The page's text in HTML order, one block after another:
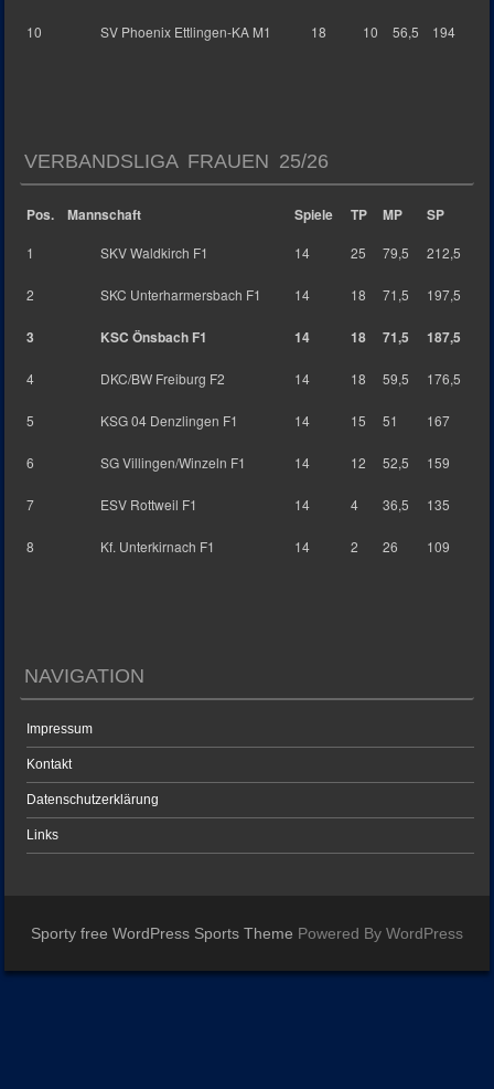
10 SV Phoenix Ettlingen-KA M1 18 10 56,5 194
VERBANDSLIGA FRAUEN 25/26
Pos. Mannschaft Spiele TP MP SP
1 SKV Waldkirch F1 14 25 79,5 212,5
2 SKC Unterharmersbach F1 14 18 71,5 197,5
3 KSC Önsbach F1 14 18 71,5 187,5
4 DKC/BW Freiburg F2 14 18 59,5 176,5
5 KSG 04 Denzlingen F1 14 15 51 167
6 SG Villingen/Winzeln F1 14 12 52,5 159
7 ESV Rottweil F1 14 4 36,5 135
8 Kf. Unterkirnach F1 14 2 26 109
NAVIGATION
Impressum
Kontakt
Datenschutzerklärung
Links
Sporty free WordPress Sports Theme Powered By WordPress